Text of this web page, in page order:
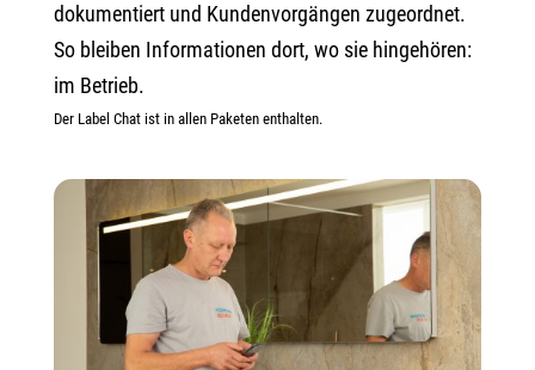
dokumentiert und Kundenvorgängen zugeordnet.
So bleiben Informationen dort, wo sie hingehören:
im Betrieb.
Der Label Chat ist in allen Paketen enthalten.